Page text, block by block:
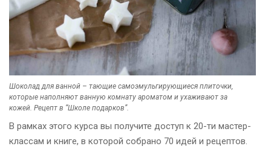
Шоколад для ванной – тающие самоэмульгирующиеся плиточки,
которые наполняют ванную комнату ароматом и ухаживают за
кожей. Рецепт в “Школе подарков”.
В рамках этого курса вы получите доступ к 20-ти мастер-
классам и книге, в которой собрано 70 идей и рецептов.